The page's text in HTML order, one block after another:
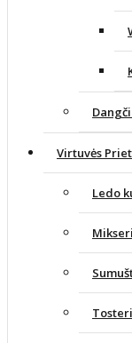
Virtuvės
Ledo